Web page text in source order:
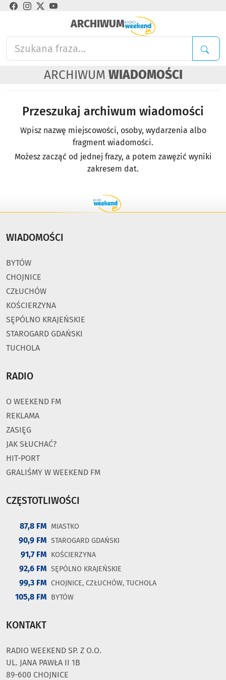
ARCHIWUM
ARCHIWUM WIADOMOŚCI
Przeszukaj archiwum wiadomości
Wpisz nazwę miejscowości, osoby, wydarzenia albo
fragment wiadomości.
Możesz zacząć od jednej frazy, a potem zawęzić wyniki
zakresem dat.
WIADOMOŚCI
BYTÓW
CHOJNICE
CZŁUCHÓW
KOŚCIERZYNA
SĘPÓLNO KRAJEŃSKIE
STAROGARD GDAŃSKI
TUCHOLA
RADIO
O WEEKEND FM
REKLAMA
ZASIĘG
JAK SŁUCHAĆ?
HIT-PORT
GRALIŚMY W WEEKEND FM
CZĘSTOTLIWOŚCI
87,8 FM MIASTKO
90,9 FM STAROGARD GDAŃSKI
91,7 FM KOŚCIERZYNA
92,6 FM SĘPÓLNO KRAJEŃSKIE
99,3 FM CHOJNICE, CZŁUCHÓW, TUCHOLA
105,8 FM BYTÓW
KONTAKT
RADIO WEEKEND SP. Z O.O.
UL. JANA PAWŁA II 1B
89-600 CHOJNICE